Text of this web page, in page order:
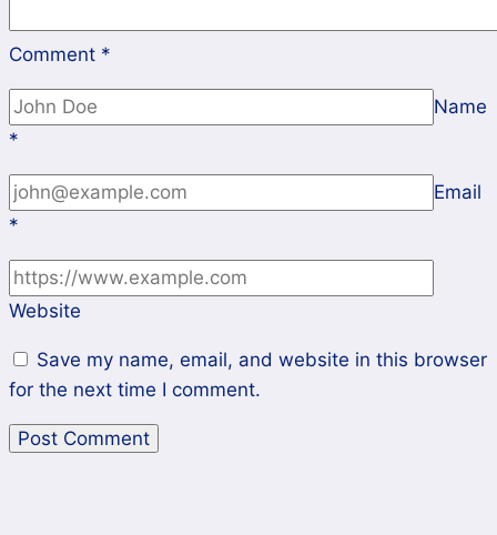
Comment *
Name
*
Email
*
Website
Save my name, email, and website in this browser
for the next time I comment.